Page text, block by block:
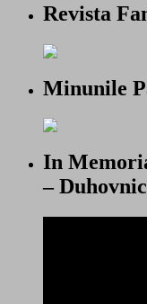
Revista
Minunile
In
–